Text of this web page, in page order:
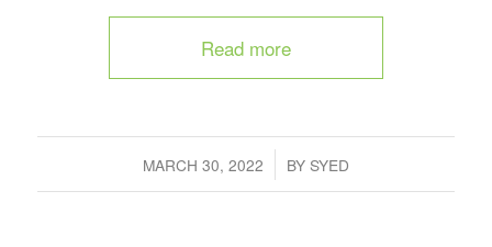
Read more
MARCH 30, 2022
/ BY SYED